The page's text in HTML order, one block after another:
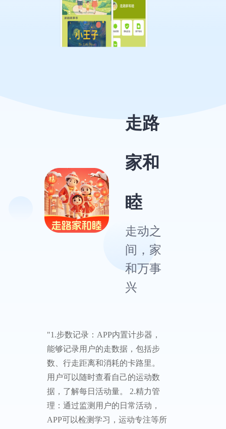
走路
家和
睦
走动之
间，家
和万事
兴
"1.步数记录：APP内置计步器，
能够记录用户的走数据，包括步
数、行走距离和消耗的卡路里。
用户可以随时查看自己的运动数
据，了解每日活动量。 2.精力管
理：通过监测用户的日常活动，
APP可以检测学习，运动专注等所